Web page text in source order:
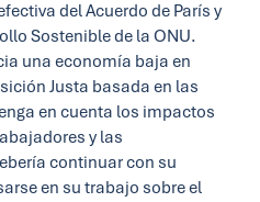
del Acuerdo de París y
Sostenible de la ONU.
una economía baja en
Justa basada en las
en cuenta los impactos
y las
continuar con su
en su trabajo sobre el